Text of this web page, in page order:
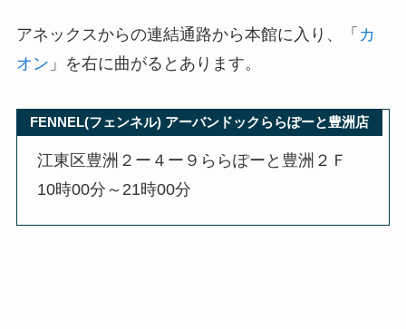
アネックスからの連結通路から本館に入り、「 カ
オン 」を右に曲がるとあります。
FENNEL(フェンネル) アーバンドックららぽーと豊洲店
江東区豊洲２ー４ー９ららぽーと豊洲２Ｆ
10時00分～21時00分